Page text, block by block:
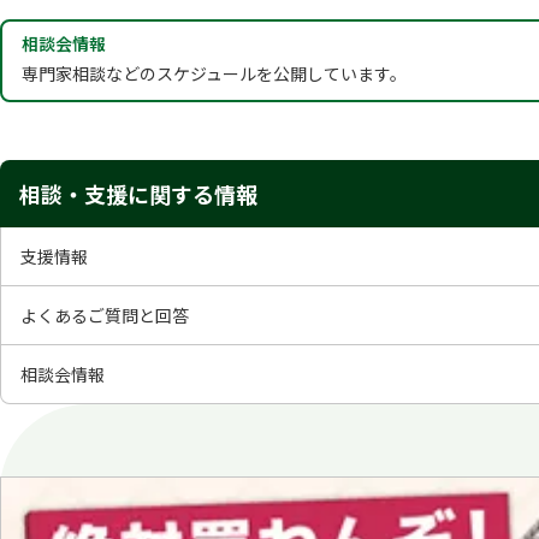
相談会情報
専門家相談などのスケジュールを公開しています。
相談・支援に関する情報
支援情報
よくあるご質問と回答
相談会情報